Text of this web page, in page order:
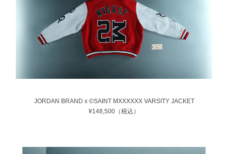
JORDAN BRAND x ©SAINT MXXXXXX VARSITY JACKET
¥148,500（税込）